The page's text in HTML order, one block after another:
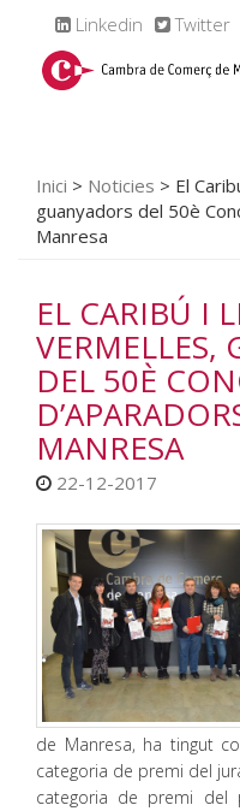
Linkedin Twitter
Inici > Noticies > El
guanyadors del 50è
Manresa
EL CARIBÚ I
VERMELLES,
DEL 50È
MANRESA
22-12-2017
de Manresa, ha tingut
categoria de premi del
categoria de premi del